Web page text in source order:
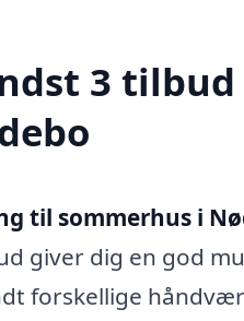
3
til sommerhus i
giver dig en god
forskellige